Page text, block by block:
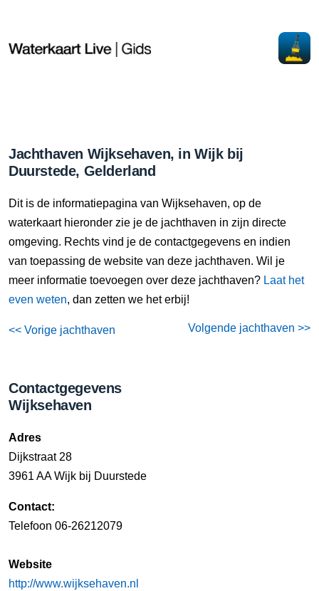
Jachthaven Wijksehaven, in Wijk bij
Duurstede, Gelderland
Dit is de informatiepagina van Wijksehaven, op de
waterkaart hieronder zie je de jachthaven in zijn directe
omgeving. Rechts vind je de contactgegevens en indien
van toepassing de website van deze jachthaven. Wil je
meer informatie toevoegen over deze jachthaven? Laat het
even weten, dan zetten we het erbij!
<< Vorige jachthaven Volgende jachthaven >>
Contactgegevens
Wijksehaven
Adres
Dijkstraat 28
3961 AA Wijk bij Duurstede
Contact:
Telefoon 06-26212079
Website
http://www.wijksehaven.nl